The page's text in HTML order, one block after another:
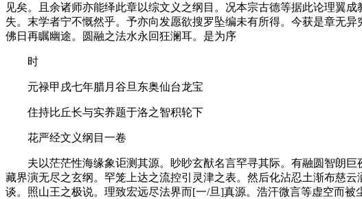
见矣。且余诸师亦能绎此章以综文义之纲目。况本宗古德等据此论理翼
失。末学者宁不慨然乎。予亦向发愿欲搜罗坠编未有所得。今获是章无
佛日再瞩幽途。圆融之法水永回狂澜耳。是为序
时
元禄甲戌七年腊月谷旦东奥仙台龙宝
住持比丘长与实养题于洛之智积轮下
花严经文义纲目一卷
夫以茫茫性海缘象讵测其源。眇眇玄猷名言罕寻其际。有融圆智朗巨
藏界演无尽之玄纲。罕笼上达之流控引灵津之表。然后化沾忍土渐布慈
谈。照山王之极说。理致宏远尽法界而[一/旦]真源。浩汗微言等虚空而